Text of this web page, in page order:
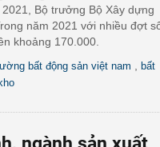
Bộ trưởng Bộ Xây dựng
năm 2021 với nhiều đợt
khoảng 170.000.
bất động sản việt nam
bất